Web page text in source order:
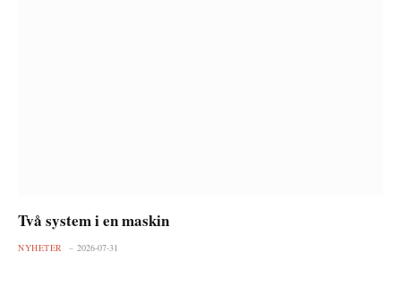
Två system i en maskin
NYHETER 2026-07-31